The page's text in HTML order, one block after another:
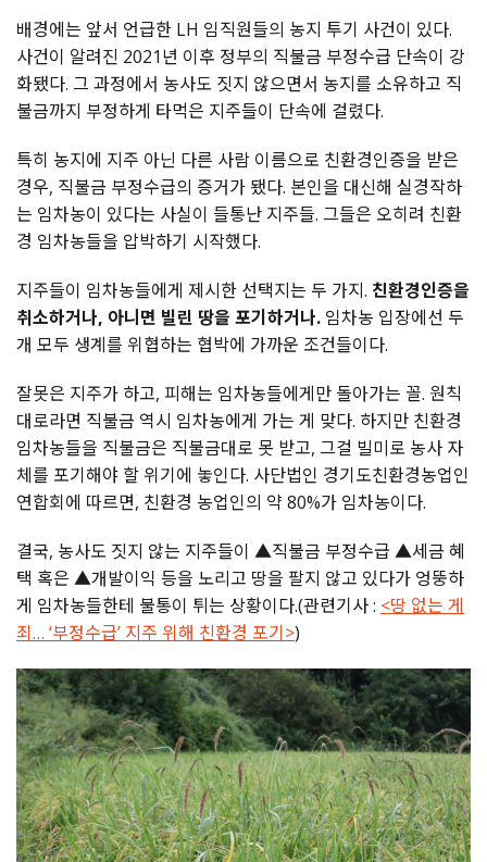
배경에는 앞서 언급한 LH 임직원들의 농지 투기 사건이 있다.
사건이 알려진 2021년 이후 정부의 직불금 부정수급 단속이 강
화됐다. 그 과정에서 농사도 짓지 않으면서 농지를 소유하고 직
불금까지 부정하게 타먹은 지주들이 단속에 걸렸다.
특히 농지에 지주 아닌 다른 사람 이름으로 친환경인증을 받은
경우, 직불금 부정수급의 증거가 됐다. 본인을 대신해 실경작하
는 임차농이 있다는 사실이 들통난 지주들. 그들은 오히려 친환
경 임차농들을 압박하기 시작했다.
지주들이 임차농들에게 제시한 선택지는 두 가지. 친환경인증을
취소하거나, 아니면 빌린 땅을 포기하거나. 임차농 입장에선 두
개 모두 생계를 위협하는 협박에 가까운 조건들이다.
잘못은 지주가 하고, 피해는 임차농들에게만 돌아가는 꼴. 원칙
대로라면 직불금 역시 임차농에게 가는 게 맞다. 하지만 친환경
임차농들을 직불금은 직불금대로 못 받고, 그걸 빌미로 농사 자
체를 포기해야 할 위기에 놓인다. 사단법인 경기도친환경농업인
연합회에 따르면, 친환경 농업인의 약 80%가 임차농이다.
결국, 농사도 짓지 않는 지주들이 ▲직불금 부정수급 ▲세금 혜
택 혹은 ▲개발이익 등을 노리고 땅을 팔지 않고 있다가 엉뚱하
게 임차농들한테 불통이 튀는 상황이다.(관련기사 : <땅 없는 게
죄… ‘부정수급’ 지주 위해 친환경 포기>)